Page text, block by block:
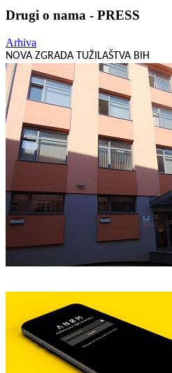
Drugi o nama - PRESS
Arhiva
NOVA ZGRADA TUŽILAŠTVA BIH